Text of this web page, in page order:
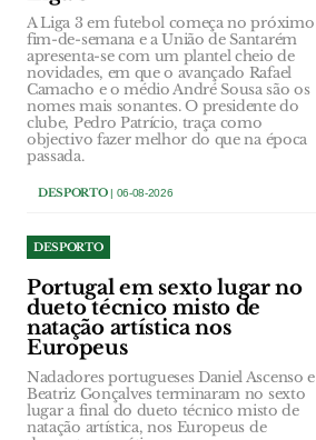
A Liga 3 em futebol começa no próximo
fim-de-semana e a União de Santarém
apresenta-se com um plantel cheio de
novidades, em que o avançado Rafael
Camacho e o médio André Sousa são os
nomes mais sonantes. O presidente do
clube, Pedro Patrício, traça como
objectivo fazer melhor do que na época
passada.
DESPORTO| 06-08-2026
DESPORTO
Portugal em sexto lugar no
dueto técnico misto de
natação artística nos
Europeus
Nadadores portugueses Daniel Ascenso e
Beatriz Gonçalves terminaram no sexto
lugar a final do dueto técnico misto de
natação artística, nos Europeus de